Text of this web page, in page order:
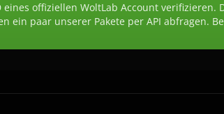
offiziellen WoltLab Account verifizieren.
ein paar unserer Pakete per API abfragen.